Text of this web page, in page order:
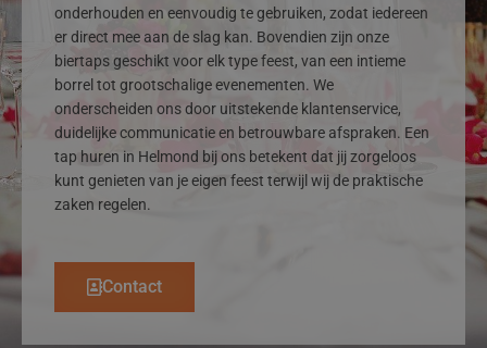
onderhouden en eenvoudig te gebruiken, zodat iedereen
er direct mee aan de slag kan. Bovendien zijn onze
biertaps geschikt voor elk type feest, van een intieme
borrel tot grootschalige evenementen. We
onderscheiden ons door uitstekende klantenservice,
duidelijke communicatie en betrouwbare afspraken. Een
tap huren in Helmond bij ons betekent dat jij zorgeloos
kunt genieten van je eigen feest terwijl wij de praktische
zaken regelen.
Contact